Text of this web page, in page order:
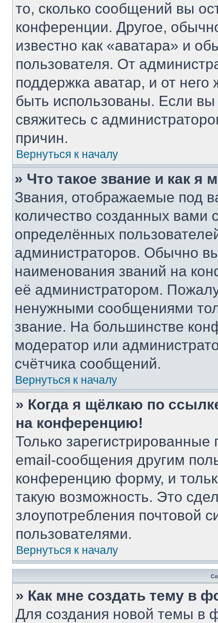
то, сколько сообщений вы
конференции. Другое,
известно как «аватара» и
пользователя. От
поддержка аватар, и от него
быть использованы. Если
свяжитесь с
причин.
Вернуться к началу
» Что такое звание и как я
Звания, отображаемые под
количество созданных
определённых
администраторов. Обычно
наименования званий на
её администратором.
ненужными сообщениями
звание. На большинстве
модератор или
счётчика сообщений.
Вернуться к началу
» Когда я щёлкаю по
на конференцию!
Только зарегистрированные
email-сообщения другим
конференцию форму, и
такую возможность. Это
злоупотребления почтовой
пользователями.
Вернуться к началу
» Как мне создать тему в
Для создания новой темы в